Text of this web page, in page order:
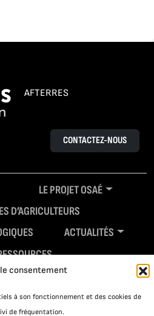
consentement
à son fonctionnement et des cookies de
de fréquentation.
AFTERRES
CONTACTEZ-NOUS
LE PROJET OSAÉ
D’AGRICULTEURS
ACTUALITÉS